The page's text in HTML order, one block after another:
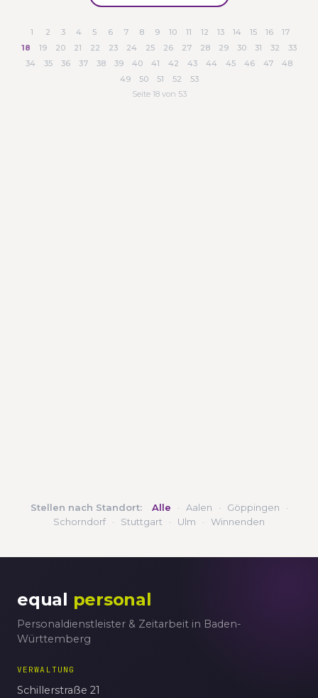
1 2 3 4 5 6 7 8 9 10 11 12 13 14 15 16
17
18
19 20 21 22 23 24 25 26 27 28 29 30 31 32
33
34
35 36 37 38 39 40 41 42 43 44 45 46 47
48
49
50 51 52
53
Seite 18 von 53
Stellen nach Standort: Alle · Aalen · Göppingen
·
Schorndorf
· Stuttgart · Ulm · Winnenden
equal personal
Personaldienstleister & Zeitarbeit in Baden-
Württemberg
VERWALTUNG
Schillerstraße 21